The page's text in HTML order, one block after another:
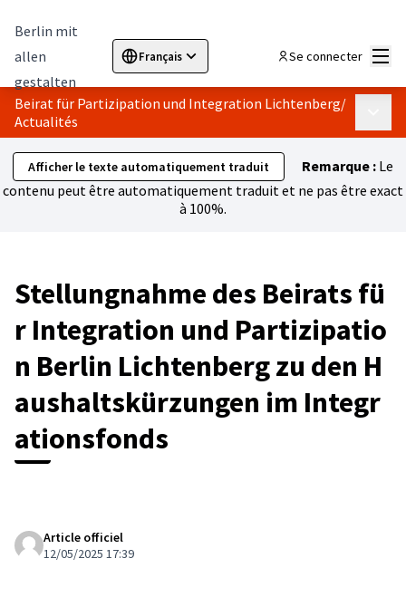
Berlin mit
allen
gestalten
Français
Sprache wählen Choose languageElegir el idioma
Se connecter
Beirat für Partizipation und Integration Lichtenberg/
Actualités
Afficher le texte automatiquement traduit Remarque : Le
contenu peut être automatiquement traduit et ne pas être exact
à 100%.
Stellungnahme des Beirats fü
r Integration und Partizipatio
n Berlin Lichtenberg zu den H
aushaltskürzungen im Integr
ationsfonds
Article officiel
12/05/2025 17:39